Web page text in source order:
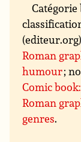
Roman
humour;
Comic
Roman
genres.